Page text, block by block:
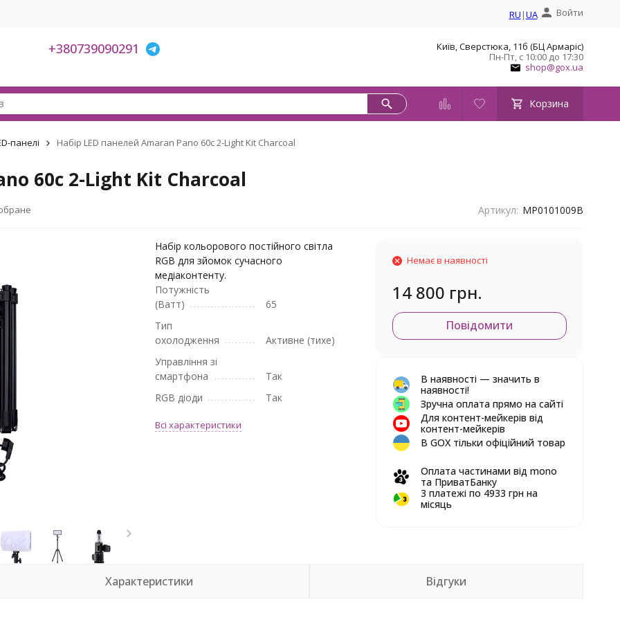
RU |UA Войти
+380739090291
Київ, Сверстюка, 11б (БЦ Армаріс)
Пн-Пт, с 10:00 до 17:30
shop@gox.ua
Корзина
панелі Набір LED панелей Amaran Pano 60c 2-Light Kit Charcoal
60c 2-Light Kit Charcoal
Артикул: MP0101009B
Набір кольорового постійного світла
RGB для зйомок сучасного
медіаконтенту.
Потужність
(Ватт)
65
Тип
охолодження
Активне (тихе)
Управління зі
смартфона
Так
RGB діоди
Так
Всі характеристики
Немає в наявності
14 800 грн.
Повідомити
В наявності — значить в
наявності!
Зручна оплата прямо на сайті
Для контент-мейкерів від
контент-мейкерів
В GOX тільки офіційний товар
Оплата частинами від mono
та ПриватБанку
3 платежі по 4933 грн на
місяць
Характеристики Відгуки